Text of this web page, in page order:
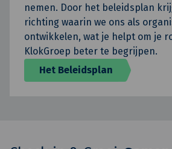
nemen. Door het beleidsplan
richting waarin we ons als
ontwikkelen, wat je helpt om je
KlokGroep beter te begrijpen.
Het Beleidsplan